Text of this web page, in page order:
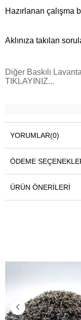
Hazırlanan çalışma
Aklınıza takılan
Diğer Baskılı
TIKLAYINIZ...
YORUMLAR(0)
ÖDEME
ÜRÜN ÖNERILERI